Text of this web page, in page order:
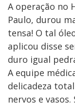
A operação no
Paulo, durou
tensa! O tal
aplicou disse
duro igual
A equipe
delicadeza
nervos e